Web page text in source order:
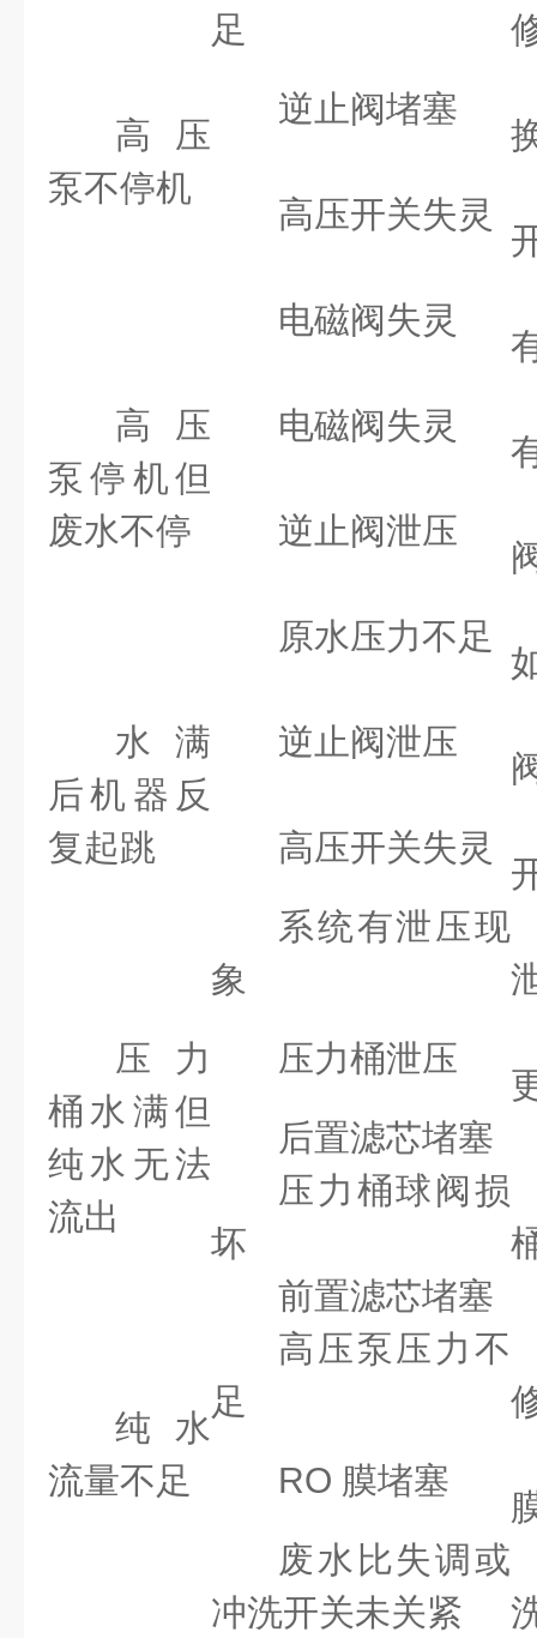
高压
泵不停机
足
逆止阀堵塞
高压开关失灵
电磁阀失灵
高压
泵停机但
废水不停
电磁阀失灵
逆止阀泄压
水满
后机器反
复起跳
原水压力不足
逆止阀泄压
高压开关失灵
系统有泄压现
象
压力
桶水满但
纯水无法
流出
压力桶泄压
后置滤芯堵塞
压力桶球阀损
坏
纯水
流量不足
前置滤芯堵塞
高压泵压力不
足
RO 膜堵塞
废水比失调或
冲洗开关未关紧